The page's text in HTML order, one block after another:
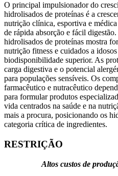
O principal impulsionador do
hidrolisados ​​de proteínas é a
nutrição clínica, esportiva e
de rápida absorção e fácil
hidrolisados ​​de proteínas mostra
nutrição fitness e cuidados a
biodisponibilidade superior. As
carga digestiva e o potencial
para populações sensíveis. Os
farmacêutico e nutracêutico
para formular produtos
vida centrados na saúde e na
mais a procura, posicionando os
categoria crítica de ingredientes.
RESTRIÇÃO
Altos custos de